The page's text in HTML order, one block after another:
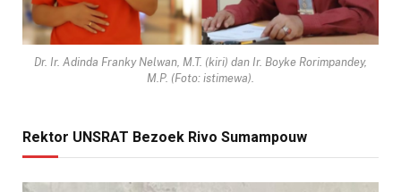
Dr. Ir. Adinda Franky Nelwan, M.T. (kiri) dan Ir. Boyke Rorimpandey,
M.P. (Foto: istimewa).
Rektor UNSRAT Bezoek Rivo Sumampouw